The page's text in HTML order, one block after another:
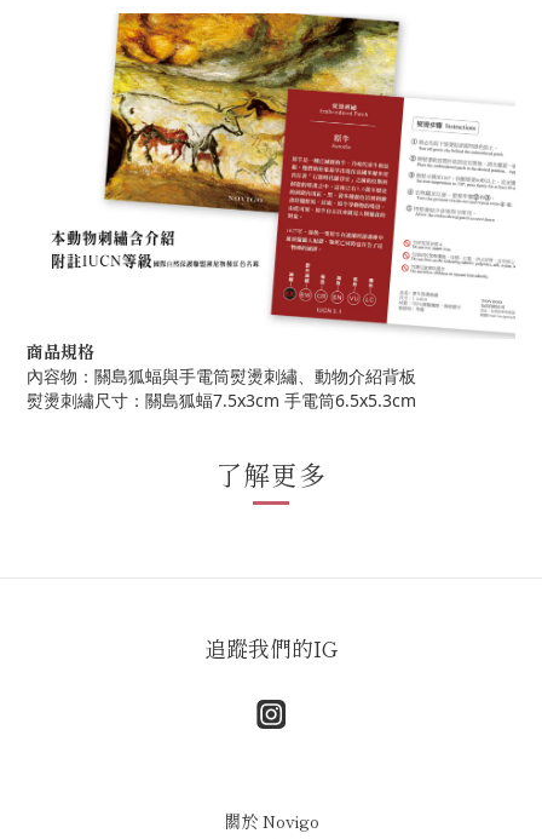
商品規格
內容物：關島狐蝠與手電筒熨燙刺繡、動物介紹背板
熨燙刺繡尺寸：關島狐蝠7.5x3cm 手電筒6.5x5.3cm
了解更多
追蹤我們的IG
關於 Novigo